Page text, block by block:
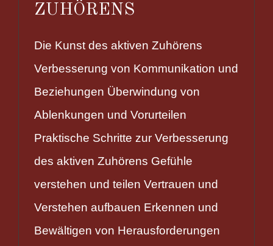
ZUHÖRENS
Die Kunst des aktiven Zuhörens
Verbesserung von Kommunikation und
Beziehungen Überwindung von
Ablenkungen und Vorurteilen
Praktische Schritte zur Verbesserung
des aktiven Zuhörens Gefühle
verstehen und teilen Vertrauen und
Verstehen aufbauen Erkennen und
Bewältigen von Herausforderungen